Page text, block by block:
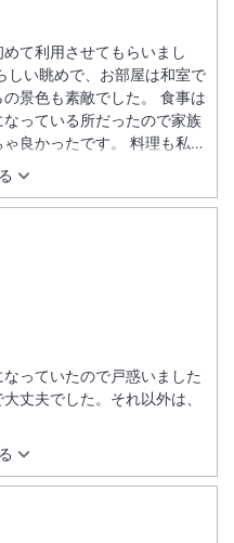
て利用させてもらいまし
しい眺めで、お部屋は和室で
景色も素敵でした。 食事は
っている所だったので家族
良かったです。 料理も私と
凝った料理がいっぱいで、
てもらえるさつま揚げは、
のお肉も牛も豚もすごく美味
が、目の前にある海の波の
が悪かったのと、卓球室の
従業員の方達の接客も良かっ
う素敵な宿でした。
っていたので戸惑いました
丈夫でした。それ以外は、